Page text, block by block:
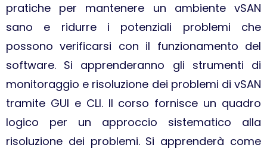
pratiche per mantenere un ambiente vSAN
sano e ridurre i potenziali problemi che
possono verificarsi con il funzionamento del
software. Si apprenderanno gli strumenti di
monitoraggio e risoluzione dei problemi di vSAN
tramite GUI e CLI. Il corso fornisce un quadro
logico per un approccio sistematico alla
risoluzione dei problemi. Si apprenderà come